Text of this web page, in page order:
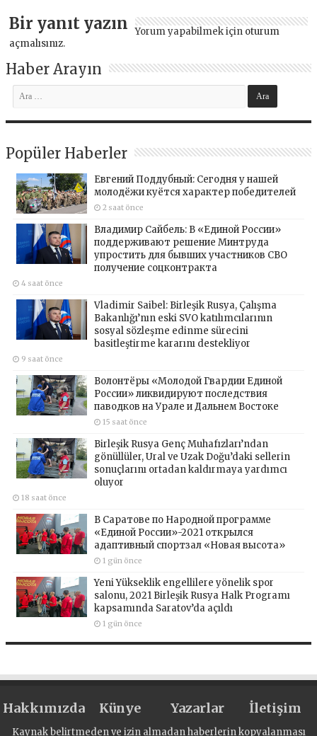
Bir yanıt yazın Yorum yapabilmek için oturum
açmalısınız.
Haber Arayın
Popüler Haberler
Евгений Поддубный: Сегодня у нашей
молодёжи куётся характер победителей
2 saat önce
Владимир Сайбель: В «Единой России»
поддерживают решение Минтруда
упростить для бывших участников СВО
получение соцконтракта
4 saat önce
Vladimir Saibel: Birleşik Rusya, Çalışma
Bakanlığı’nın eski SVO katılımcılarının
sosyal sözleşme edinme sürecini
basitleştirme kararını destekliyor
9 saat önce
Волонтёры «Молодой Гвардии Единой
России» ликвидируют последствия
паводков на Урале и Дальнем Востоке
15 saat önce
Birleşik Rusya Genç Muhafızları’ndan
gönüllüler, Ural ve Uzak Doğu’daki sellerin
sonuçlarını ortadan kaldırmaya yardımcı
oluyor
18 saat önce
В Саратове по Народной программе
«Единой России»-2021 открылся
адаптивный спортзал «Новая высота»
1 gün önce
Yeni Yükseklik engellilere yönelik spor
salonu, 2021 Birleşik Rusya Halk Programı
kapsamında Saratov’da açıldı
1 gün önce
Hakkımızda Künye Yazarlar İletişim
Kaynak belirtmeden ve izin almadan haberlerin kopyalanması